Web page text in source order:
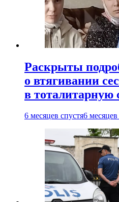
Раскрыты
о втягивании
в тоталитарную
6 месяцев спустя6 месяцев